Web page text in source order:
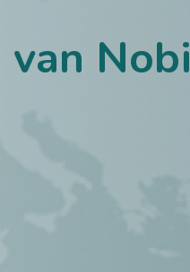
van Nobi